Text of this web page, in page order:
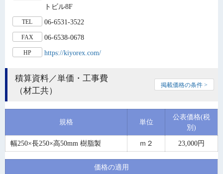
トビル8F
TEL 06-6531-3522
FAX 06-6538-0678
HP https://kiyorex.com/
積算資料／単価・工事費
（材工共）
掲載価格の条件 >
規格 単位
公表価格(税
別)
幅250×長250×高50mm 樹脂製
ｍ２ 23,000円
価格の適用